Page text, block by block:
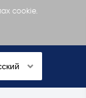
cookie.